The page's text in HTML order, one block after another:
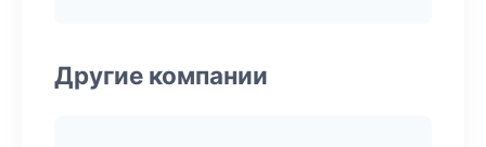
Другие компании